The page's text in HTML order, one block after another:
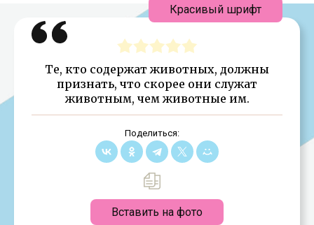
Те, кто содержат животных, должны
признать, что скорее они служат
животным, чем животные им.
Поделиться:
Вставить на фото
Красивый шрифт